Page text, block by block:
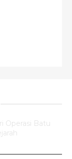
Operasi Batu